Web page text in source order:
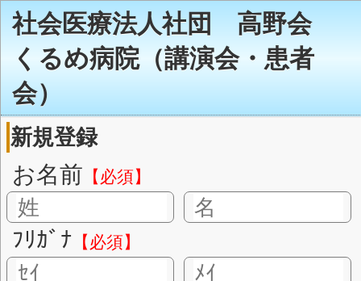
社会医療法人社団
くるめ病院（講演会
会）
新規登録
お名前【必須】